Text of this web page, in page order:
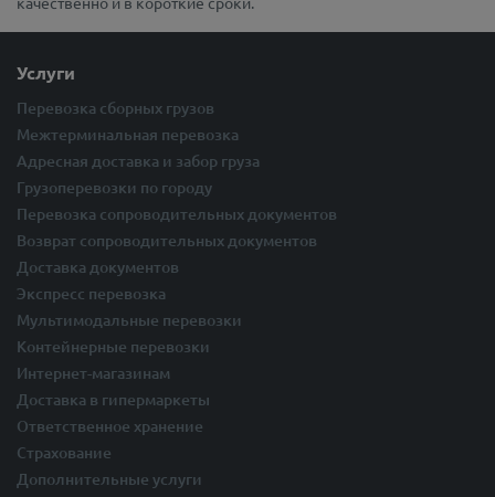
Услуги
Перевозка сборных грузов
Межтерминальная перевозка
Адресная доставка и забор груза
Грузоперевозки по городу
Перевозка сопроводительных документов
Возврат сопроводительных документов
Доставка документов
Экспресс перевозка
Мультимодальные перевозки
Контейнерные перевозки
Интернет-магазинам
Доставка в гипермаркеты
Ответственное хранение
Страхование
Дополнительные услуги